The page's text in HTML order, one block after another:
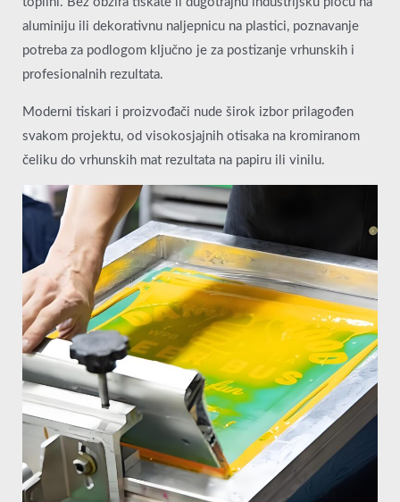
aluminiju ili dekorativnu naljepnicu na plastici, poznavanje
potreba za podlogom ključno je za postizanje vrhunskih i
profesionalnih rezultata.
Moderni tiskari i proizvođači nude širok izbor prilagođen
svakom projektu, od visokosjajnih otisaka na kromiranom
čeliku do vrhunskih mat rezultata na papiru ili vinilu.